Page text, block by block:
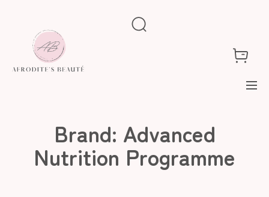
Brand: Advanced
Nutrition Programme